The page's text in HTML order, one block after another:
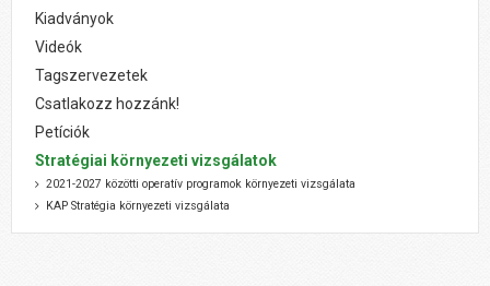
Kiadványok
Videók
Tagszervezetek
Csatlakozz hozzánk!
Petíciók
Stratégiai környezeti vizsgálatok
2021-2027 közötti operatív programok környezeti vizsgálata
KAP Stratégia környezeti vizsgálata